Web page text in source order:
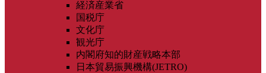
経済産業省
国税庁
文化庁
観光庁
内閣府知的財産戦略本部
日本貿易振興機構(JETRO)